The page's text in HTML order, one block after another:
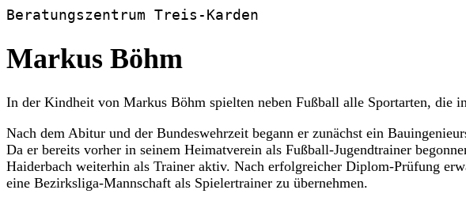
Beratungszentrum Treis-Karden
Markus Böhm
In der Kindheit von Markus Böhm spielten neben Fußball alle Sportarten, die
Nach dem Abitur und der Bundeswehrzeit begann er zunächst ein
Da er bereits vorher in seinem Heimatverein als Fußball-Jugendtrainer
Haiderbach weiterhin als Trainer aktiv. Nach erfolgreicher Diplom-Prüfung
eine Bezirksliga-Mannschaft als Spielertrainer zu übernehmen.